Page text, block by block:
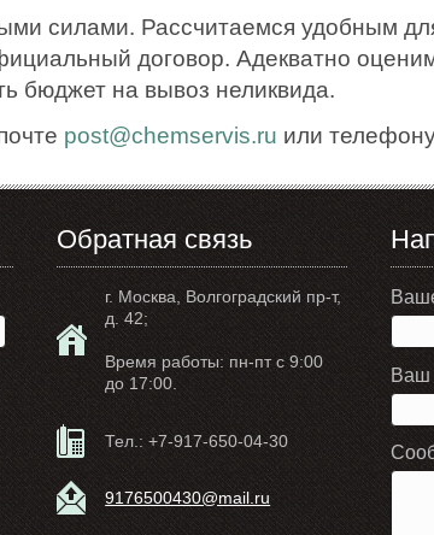
силами. Рассчитаемся удобным
договор. Адекватно
бюджет на вывоз неликвида.
post@chemservis.ru или
Обратная связь
г. Москва, Волгоградский пр-т,
д. 42;
Время работы: пн-пт с 9:00
до 17:00.
Тел.:+7-917-650-04-30
9176500430@mail.ru
Ваш